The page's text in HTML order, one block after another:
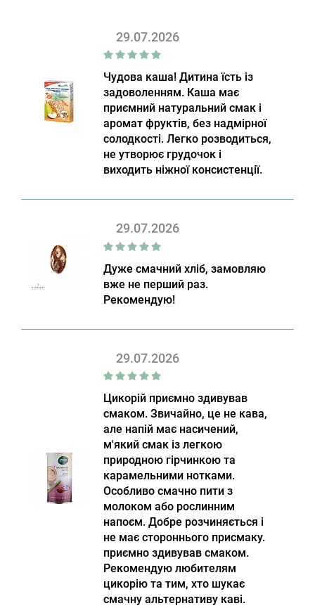
29.07.2026
Чудова каша! Дитина їсть із
задоволенням. Каша має
приємний натуральний смак і
аромат фруктів, без надмірної
солодкості. Легко розводиться,
не утворює грудочок і
виходить ніжної консистенції.
29.07.2026
Дуже смачний хліб, замовляю
вже не перший раз.
Рекомендую!
29.07.2026
Цикорій приємно здивував
смаком. Звичайно, це не кава,
але напій має насичений,
м'який смак із легкою
природною гірчинкою та
карамельними нотками.
Особливо смачно пити з
молоком або рослинним
напоєм. Добре розчиняється і
не має стороннього присмаку.
приємно здивував смаком.
Рекомендую любителям
цикорію та тим, хто шукає
смачну альтернативу каві.